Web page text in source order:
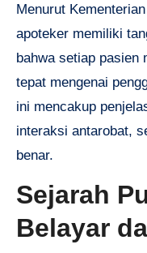
Menurut
apoteker memiliki
bahwa setiap pasien
tepat mengenai
ini mencakup
interaksi antarobat,
benar.
Sejarah
Belayar